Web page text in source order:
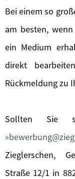
Bei einem so
am besten,
ein Medium
direkt
Rückmeldung zu
Sollten Sie
Zieglerschen,
Straße 12/1 in